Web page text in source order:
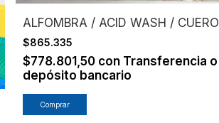
ALFOMBRA / ACID WASH / CUERO
$865.335
$778.801,50 con Transferencia o
depósito bancario
Comprar